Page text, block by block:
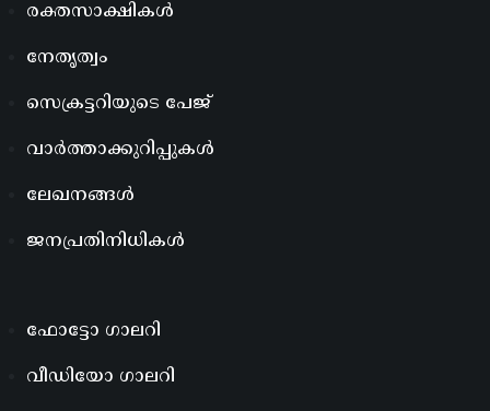
രക്തസാക്ഷികൾ
നേതൃത്വം
സെക്രട്ടറിയുടെ പേജ്
വാർത്താക്കുറിപ്പുകൾ
ലേഖനങ്ങൾ
ജനപ്രതിനിധികൾ
ഫോട്ടോ ഗാലറി
വീഡിയോ ഗാലറി